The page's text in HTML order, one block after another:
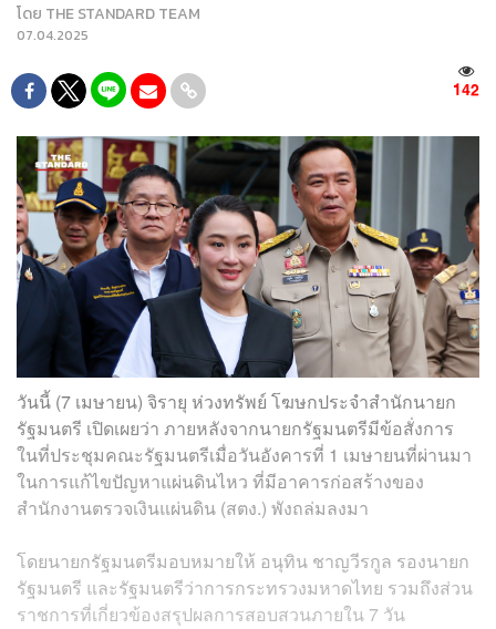
โดย THE STANDARD TEAM
07.04.2025
142
วันนี้ (7 เมษายน) จิรายุ ห่วงทรัพย์ โฆษกประจำสำนักนายก
รัฐมนตรี เปิดเผยว่า ภายหลังจากนายกรัฐมนตรีมีข้อสั่งการ
ในที่ประชุมคณะรัฐมนตรีเมื่อวันอังคารที่ 1 เมษายนที่ผ่านมา
ในการแก้ไขปัญหาแผ่นดินไหว ที่มีอาคารก่อสร้างของ
สำนักงานตรวจเงินแผ่นดิน (สตง.) พังถล่มลงมา
โดยนายกรัฐมนตรีมอบหมายให้ อนุทิน ชาญวีรกูล รองนายก
รัฐมนตรี และรัฐมนตรีว่าการกระทรวงมหาดไทย รวมถึงส่วน
ราชการที่เกี่ยวข้องสรุปผลการสอบสวนภายใน 7 วัน